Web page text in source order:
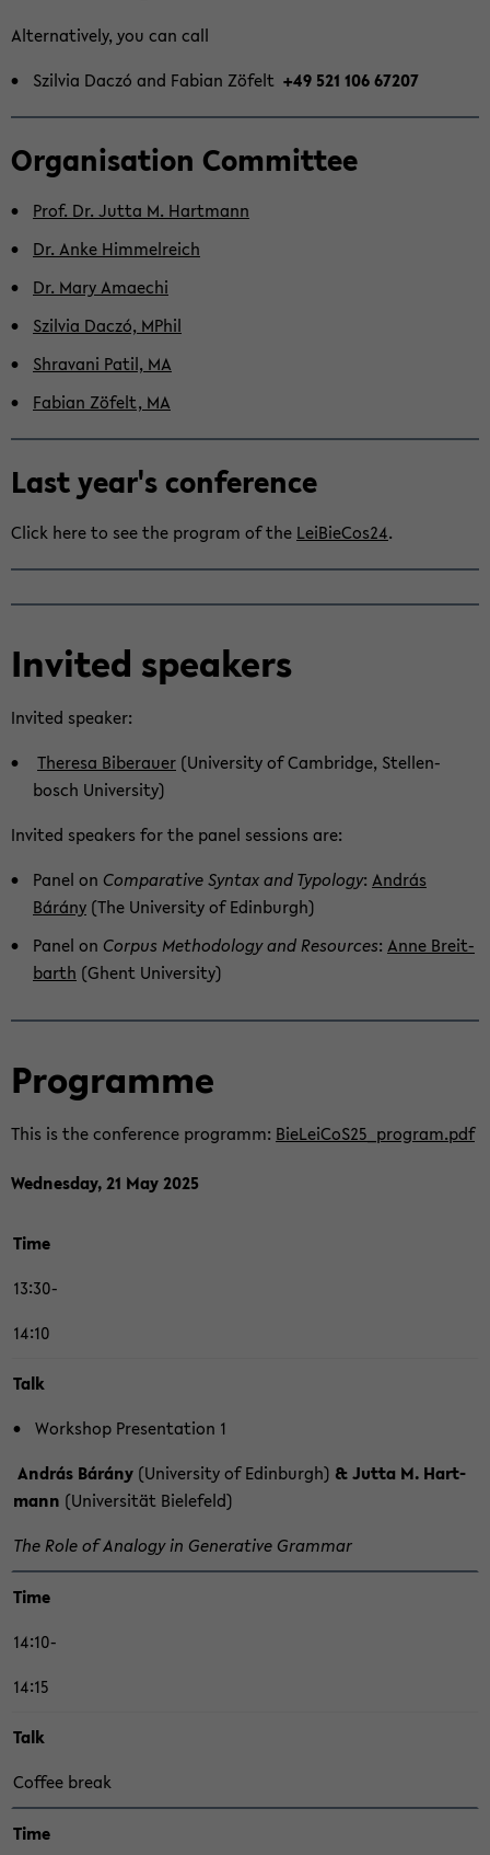
on
seln
Al­ter­na­tive­ly, you can call
Szil­via Daczó and Fa­bi­an Zöfelt +49 521 106 67207
Or­ga­ni­sa­ti­on Com­mit­tee
Prof. Dr. Jutta M. Hart­mann
Dr. Anke Him­mel­reich
Dr. Mary Ama­echi
Szil­via Daczó, MPhil
Shra­va­ni Patil, MA
Fa­bi­an Zöfelt, MA
Last year's con­fe­rence
Click here to see the pro­gram of the LeiBieCos24.
In­vi­ted spea­kers
In­vi­ted spea­ker:
The­re­sa Bi­ber­au­er (Uni­ver­si­ty of Cam­bridge, Stel­len­
bosch Uni­ver­si­ty)
In­vi­ted spea­kers for the panel ses­si­ons are:
Panel on Com­pa­ra­ti­ve Syn­tax and Ty­po­lo­gy: András
Bárány (The Uni­ver­si­ty of Edin­burgh)
Panel on Cor­pus Me­tho­do­lo­gy and Re­sour­ces: Anne Breit­
barth (Ghent Uni­ver­si­ty)
Pro­gram­me
This is the con­fe­rence pro­gramm: BieLeiCoS25_program.pdf
Wed­nes­day, 21 May 2025
Time
13:30-
14:10
Talk
Work­shop Pre­sen­ta­ti­on 1
András Bárány (Uni­ver­si­ty of Edin­burgh) & Jutta M. Hart­
mann (Uni­ver­si­tät Bie­le­feld)
The Role of Ana­lo­gy in Ge­ne­ra­ti­ve Grammar
Time
14:10-
14:15
Talk
Cof­fee break
Time